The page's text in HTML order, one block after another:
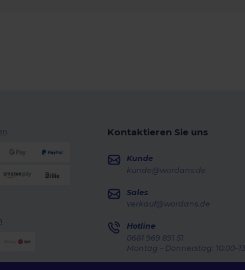
Kontaktieren Sie uns
Kunde
kunde@wordans.de
Sales
verkauf@wordans.de
Hotline
0681 969 891 51
Montag – Donnerstag: